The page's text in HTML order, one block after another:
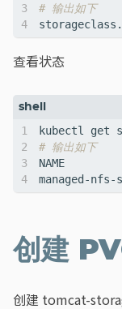
4
# 输出如下
查看状态
4
# 输出如下
创建
创建 tomcat-